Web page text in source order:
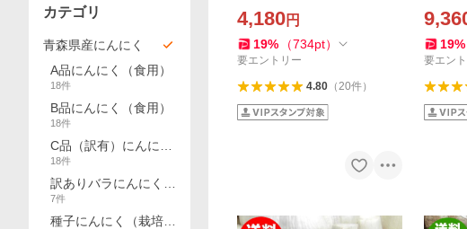
4,180円
19% （734pt）
要エントリー
4.80（20件）
19%
要エン
カテゴリ
青森県産にんにく
A品にんにく（食用）
18件
B品にんにく（食用）
18件
C品（訳有）にんにく
（食用）
18件
訳ありバラにんにく
（食用）
7件
種子にんにく（栽培